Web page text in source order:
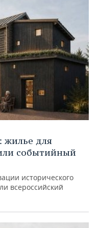
жилье для
событийный
исторического
всероссийский